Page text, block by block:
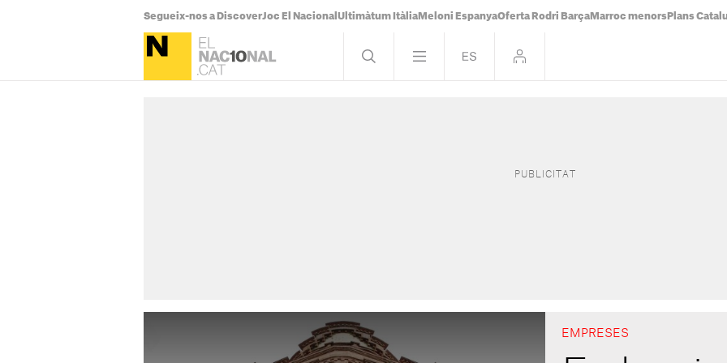
Segueix-nos a DiscoverJoc El Nacional Ultimàtum Itàlia Meloni EspanyaOferta Rodri Barça Marroc menors Plans
EMPRESES